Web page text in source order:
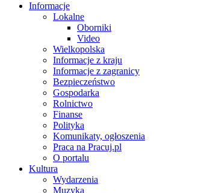
Informacje
Lokalne
Oborniki
Video
Wielkopolska
Informacje z kraju
Informacje z zagranicy
Bezpieczeństwo
Gospodarka
Rolnictwo
Finanse
Polityka
Komunikaty, ogłoszenia
Praca na Pracuj.pl
O portalu
Kultura
Wydarzenia
Muzyka